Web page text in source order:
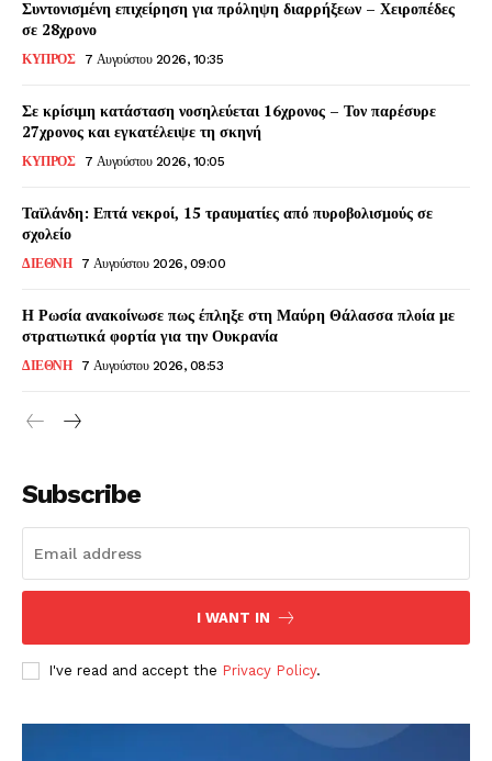
Συντονισμένη επιχείρηση για πρόληψη διαρρήξεων – Χειροπέδες
σε 28χρονο
ΚΥΠΡΟΣ 7 Αυγούστου 2026, 10:35
Σε κρίσιμη κατάσταση νοσηλεύεται 16χρονος – Τον παρέσυρε
27χρονος και εγκατέλειψε τη σκηνή
ΚΥΠΡΟΣ 7 Αυγούστου 2026, 10:05
Ταϊλάνδη: Επτά νεκροί, 15 τραυματίες από πυροβολισμούς σε
σχολείο
ΔΙΕΘΝΗ 7 Αυγούστου 2026, 09:00
Η Ρωσία ανακοίνωσε πως έπληξε στη Μαύρη Θάλασσα πλοία με
στρατιωτικά φορτία για την Ουκρανία
ΔΙΕΘΝΗ 7 Αυγούστου 2026, 08:53
Subscribe
I WANT IN
I've read and accept the Privacy Policy.